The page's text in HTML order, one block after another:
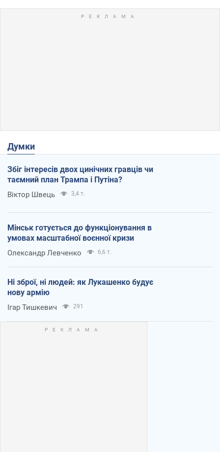
Думки
Збіг інтересів двох цинічних гравців чи
таємний план Трампа і Путіна?
Віктор Швець 3,4 т.
Мінськ готується до функціонування в
умовах масштабної воєнної кризи
Олександр Левченко 6,6 т.
Ні зброї, ні людей: як Лукашенко будує
нову армію
Ігар Тишкевич 291